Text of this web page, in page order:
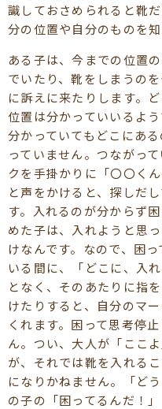
識しておさめられると靴
分の位置や自分のものを
ある子は、今までの位置
でいたり、靴をしまうの
に訴えに来たりします。
位置は分かっていいるよ
分かっていてもどこにあ
っていません。つながっ
クを手掛かりに「〇〇く
と声をかけると、探しだ
す。入れるのが分からず
めた子は、入れようと思
けなんです。なので、困
いる間に、「どこに、入
となく、そのあたりに指
けたりすると、自分のマ
くれます。困って思考停
ん。つい、大人が「ここ
が、それでは靴を入れる
になりかねません。「ど
の子の「困ってるんだ！